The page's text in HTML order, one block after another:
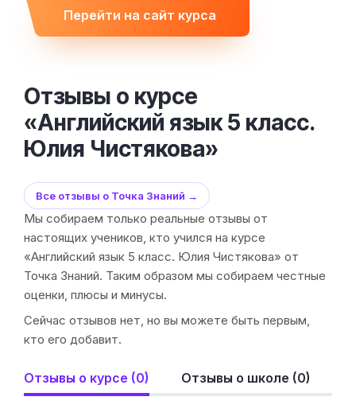
Перейти на сайт курса
Отзывы о курсе
«Английский язык 5 класс.
Юлия Чистякова»
Все отзывы о Точка Знаний →
Мы собираем только реальные отзывы от
настоящих учеников, кто учился на курсе
«Английский язык 5 класс. Юлия Чистякова» от
Точка Знаний. Таким образом мы собираем честные
оценки, плюсы и минусы.
Сейчас отзывов нет, но вы можете быть первым,
кто его добавит.
Отзывы о курсе (0) Отзывы о школе (0)